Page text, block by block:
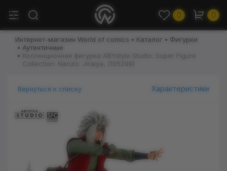
0 0
Интернет-магазин World of comics Каталог
Фигурки
Аутентичные
Коллекционная фигурка ABYstyle Studio: Super Figure
Collection: Naruto: Jiraiya, (105299)
Вернуться к списку Характеристики